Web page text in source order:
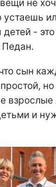
не
устаешь
детей -
Педан.
сын
но
взрослые
и